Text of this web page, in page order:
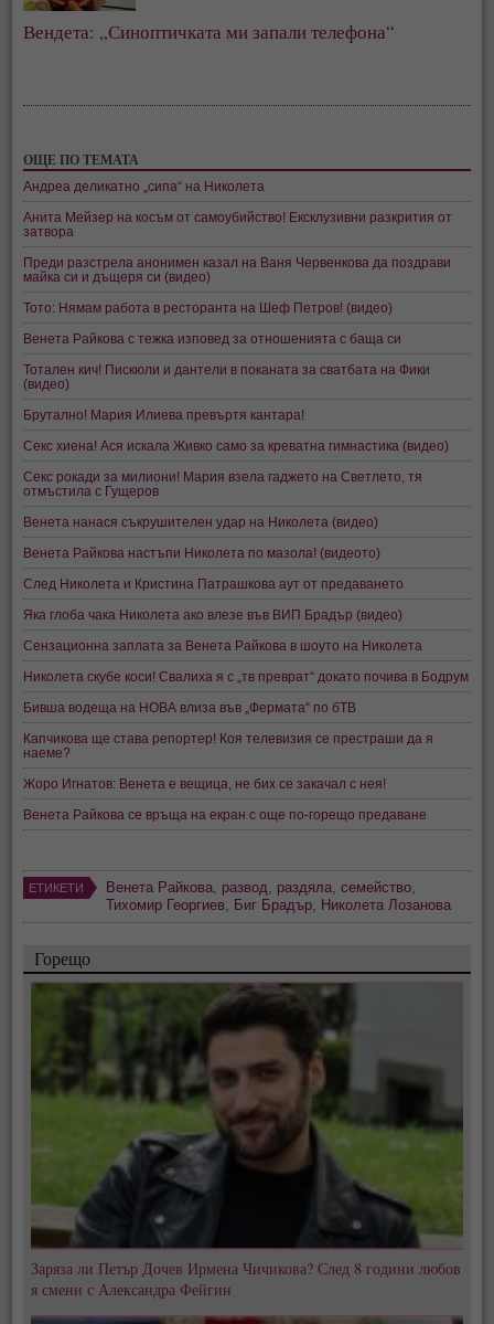
Вендета: „Синоптичката ми запали телефона“
ОЩЕ ПО ТЕМАТА
Андреа деликатно „сипа“ на Николета
Анита Мейзер на косъм от самоубийство! Ексклузивни разкрития от
затвора
Преди разстрела анонимен казал на Ваня Червенкова да поздрави
майка си и дъщеря си (видео)
Тото: Нямам работа в ресторанта на Шеф Петров! (видео)
Венета Райкова с тежка изповед за отношенията с баща си
Тотален кич! Пискюли и дантели в поканата за сватбата на Фики
(видео)
Брутално! Мария Илиева превъртя кантара!
Секс хиена! Ася искала Живко само за креватна гимнастика (видео)
Секс рокади за милиони! Мария взела гаджето на Светлето, тя
отмъстила с Гущеров
Венета нанася съкрушителен удар на Николета (видео)
Венета Райкова настъпи Николета по мазола! (видеото)
След Николета и Кристина Патрашкова аут от предаването
Яка глоба чака Николета ако влезе във ВИП Брадър (видео)
Сензационна заплата за Венета Райкова в шоуто на Николета
Николета скубе коси! Свалиха я с „тв преврат“ докато почива в Бодрум
Бивша водеща на НОВА влиза във „Фермата“ по бТВ
Капчикова ще става репортер! Коя телевизия се престраши да я
наеме?
Жоро Игнатов: Венета е вещица, не бих се закачал с нея!
Венета Райкова се връща на екран с още по-горещо предаване
ЕТИКЕТИ Венета Райкова развод раздяла ,семейство
Тихомир Георгиев
Биг Брадър Николета Лозанова
Горещо
Заряза ли Петър Дочев Ирмена Чичикова? След 8 години любов
я смени с Александра Фейгин